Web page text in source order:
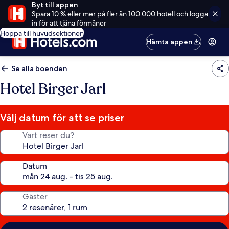
Byt till appen
Spara 10 % eller mer på fler än 100 000 hotell och logga
in för att tjäna förmåner
Hoppa till huvudsektionen
Hämta appen
Se alla boenden
Hotel Birger Jarl
Välj datum för att se priser
Vart reser du?
Datum
Gäster